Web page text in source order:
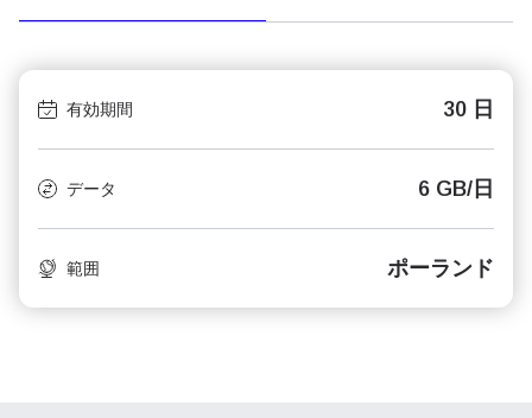
有効期間 30 日
データ 6 GB/日
範囲 ポーランド